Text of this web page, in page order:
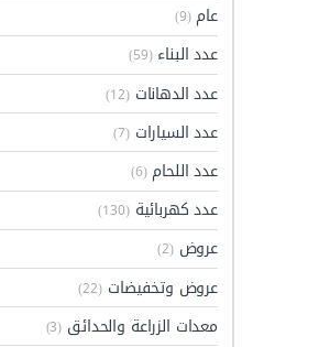
عام(9)
عدد البناء(59)
عدد الدهانات(12)
عدد السيارات(7)
عدد اللحام(6)
عدد كهربائية(130)
عروض(2)
عروض وتخفيضات(22)
معدات الزراعة والحدائق (3)